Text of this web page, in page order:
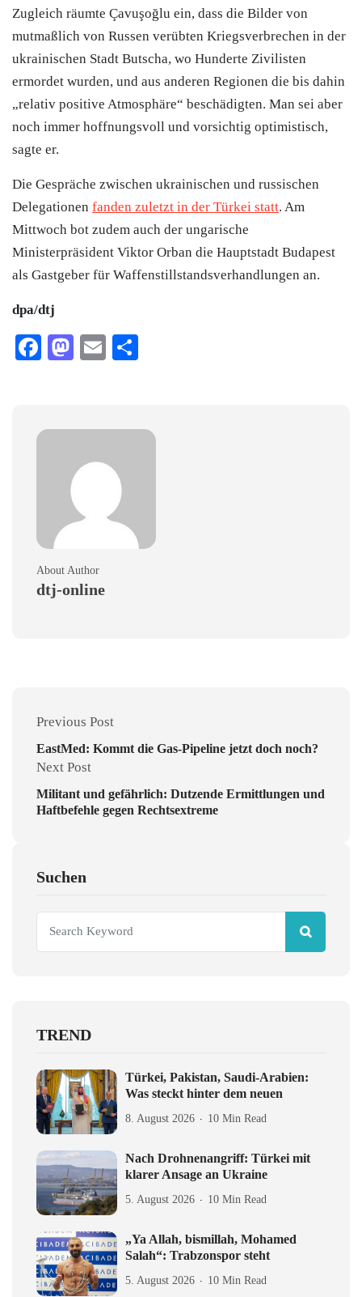
Zugleich räumte Çavuşoğlu ein, dass die Bilder von
mutmaßlich von Russen verübten Kriegsverbrechen in der
ukrainischen Stadt Butscha, wo Hunderte Zivilisten
ermordet wurden, und aus anderen Regionen die bis dahin
„relativ positive Atmosphäre“ beschädigten. Man sei aber
noch immer hoffnungsvoll und vorsichtig optimistisch,
sagte er.
Die Gespräche zwischen ukrainischen und russischen
Delegationen fanden zuletzt in der Türkei statt. Am
Mittwoch bot zudem auch der ungarische
Ministerpräsident Viktor Orban die Hauptstadt Budapest
als Gastgeber für Waffenstillstandsverhandlungen an.
dpa/dtj
Facebook
Mastodon
Email
About Author
dtj-online
Previous Post
EastMed: Kommt die Gas-Pipeline jetzt doch noch?
Next Post
Militant und gefährlich: Dutzende Ermittlungen und
Haftbefehle gegen Rechtsextreme
Suchen
TREND
Türkei, Pakistan, Saudi-Arabien:
Was steckt hinter dem neuen
8. August 2026 10 Min Read
Nach Drohnenangriff: Türkei mit
klarer Ansage an Ukraine
5. August 2026 10 Min Read
„Ya Allah, bismillah, Mohamed
Salah“: Trabzonspor steht
5. August 2026 10 Min Read